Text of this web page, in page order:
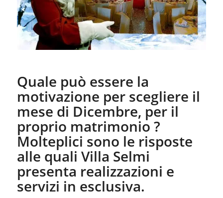
Quale può essere la
motivazione per scegliere il
mese di Dicembre, per il
proprio matrimonio ?
Molteplici sono le risposte
alle quali Villa Selmi
presenta realizzazioni e
servizi in esclusiva.